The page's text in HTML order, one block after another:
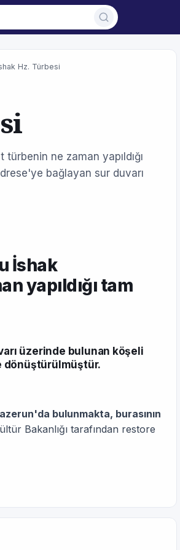
Hz. Türbesi
ne zaman yapıldığı
bağlayan sur duvarı
İshak
yapıldığı tam
üzerinde bulunan köşeli
dönüştürülmüştür.
bulunmakta, burasının
Bakanlığı tarafından restore